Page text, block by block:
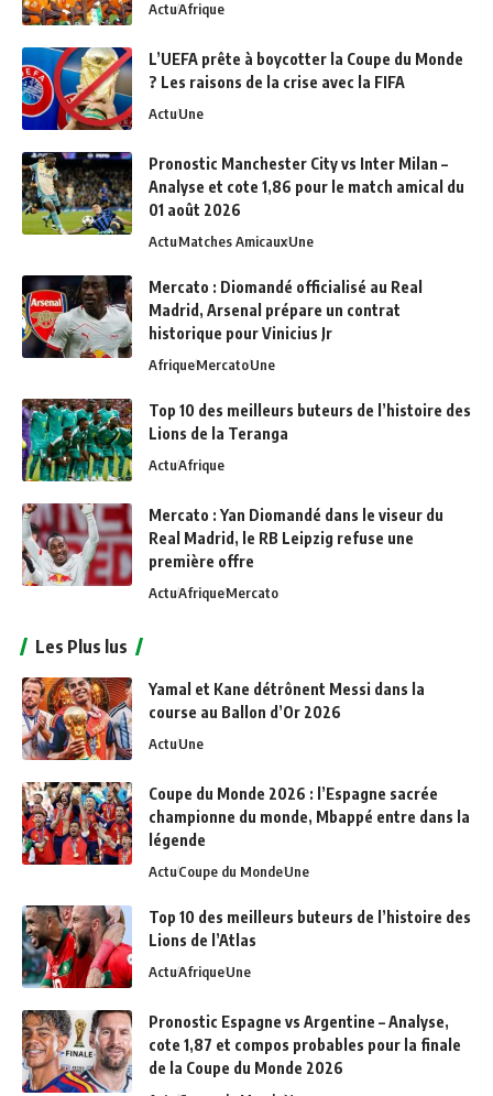
ActuAfrique
L’UEFA prête à boycotter la Coupe du Monde
? Les raisons de la crise avec la FIFA
ActuUne
Pronostic Manchester City vs Inter Milan –
Analyse et cote 1,86 pour le match amical du
01 août 2026
ActuMatches AmicauxUne
Mercato : Diomandé officialisé au Real
Madrid, Arsenal prépare un contrat
historique pour Vinicius Jr
AfriqueMercatoUne
Top 10 des meilleurs buteurs de l’histoire des
Lions de la Teranga
ActuAfrique
Mercato : Yan Diomandé dans le viseur du
Real Madrid, le RB Leipzig refuse une
première offre
ActuAfriqueMercato
Les Plus lus
Yamal et Kane détrônent Messi dans la
course au Ballon d’Or 2026
ActuUne
Coupe du Monde 2026 : l’Espagne sacrée
championne du monde, Mbappé entre dans la
légende
ActuCoupe du MondeUne
Top 10 des meilleurs buteurs de l’histoire des
Lions de l’Atlas
ActuAfriqueUne
Pronostic Espagne vs Argentine – Analyse,
cote 1,87 et compos probables pour la finale
de la Coupe du Monde 2026